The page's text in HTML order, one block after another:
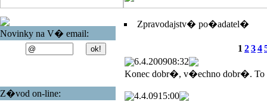
Novinky na V� email:
Z�vod on-line:
Zpravodajstv� po�adatel�
1 234
6.4.200908:32
Konec dobr�, v�echno dobr�.
4.4.0915:00